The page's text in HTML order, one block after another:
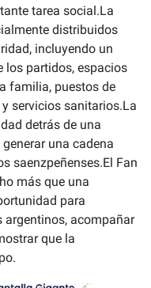
tarea social.La
distribuidos
incluyendo un
los partidos, espacios
familia, puestos de
servicios sanitarios.La
detrás de una
una cadena
saenzpeñenses.El Fan
más que una
para
acompañar
que la